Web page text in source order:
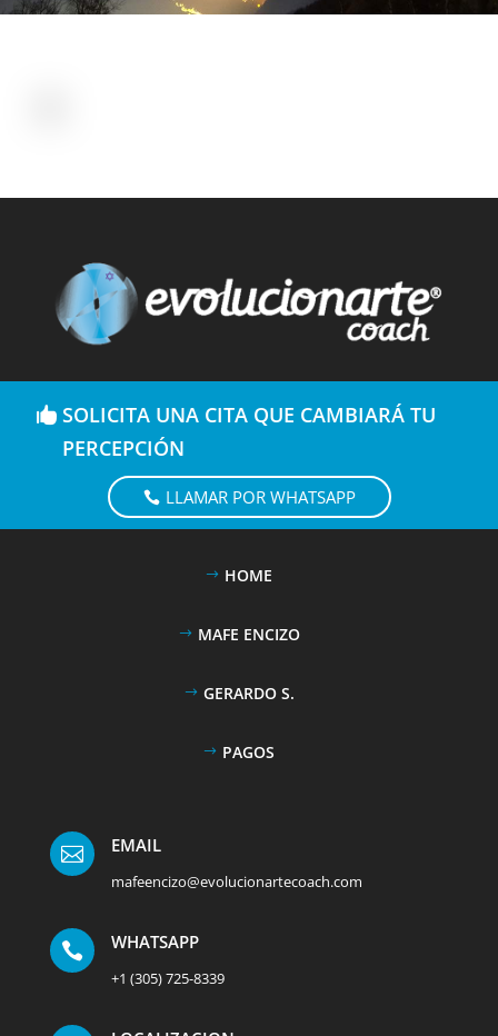
SOLICITA UNA CITA QUE CAMBIARÁ TU
PERCEPCIÓN
LLAMAR POR WHATSAPP
HOME
MAFE ENCIZO
GERARDO S.
PAGOS
 EMAIL
mafeencizo@evolucionartecoach.com
 WHATSAPP
+1 (305) 725-8339